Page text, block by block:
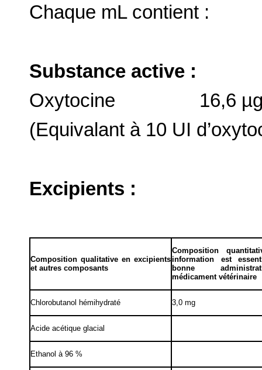
Chaque mL contient :
Substance active :
Oxytocine 16,6
(Equivalant à 10 UI
Excipients :
Composition qualitative en excipients
et autres composants
Composition
information est
bonne
médicament vétérinaire
Chlorobutanol hémihydraté 3,0 mg
Acide acétique glacial
Ethanol à 96 %